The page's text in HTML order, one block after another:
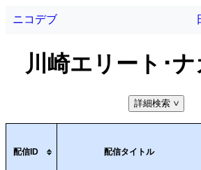
ニコデブ
川崎エリート･
詳細検索 >
配信ID 配信タイトル